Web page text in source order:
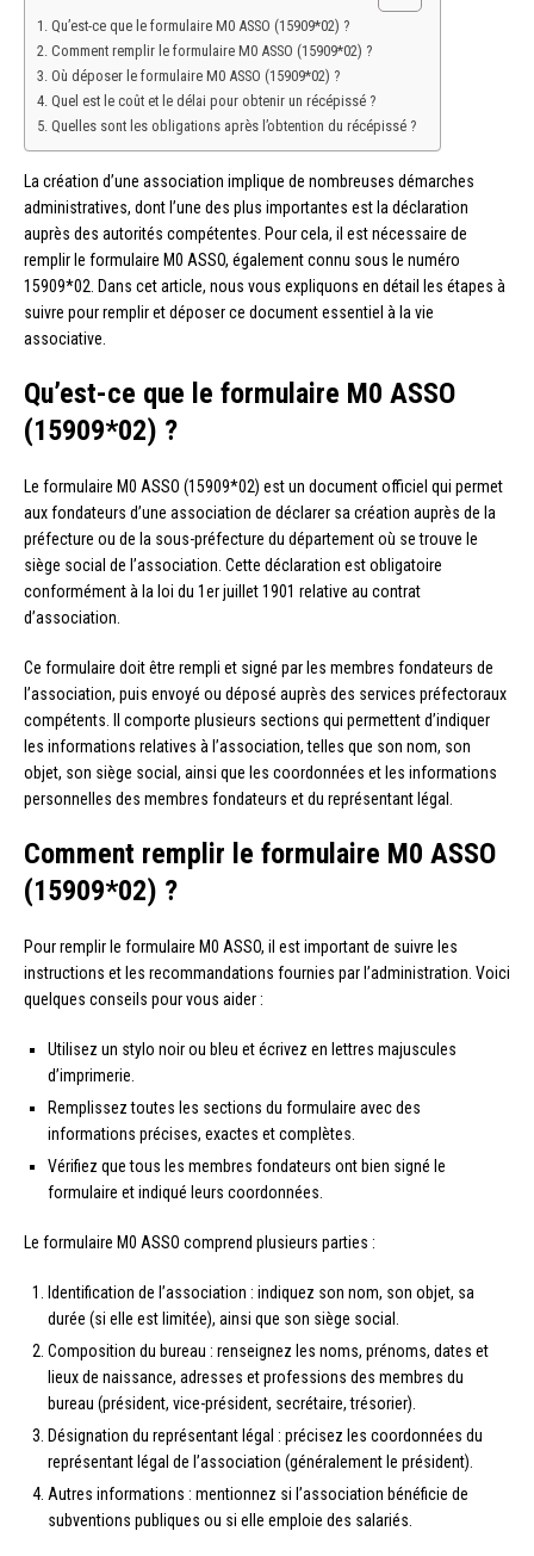
Qu’est-ce que le formulaire M0 ASSO (15909*02) ?
Comment remplir le formulaire M0 ASSO (15909*02) ?
Où déposer le formulaire M0 ASSO (15909*02) ?
Quel est le coût et le délai pour obtenir un récépissé ?
Quelles sont les obligations après l’obtention du récépissé ?
La création d’une association implique de nombreuses démarches
administratives, dont l’une des plus importantes est la déclaration
auprès des autorités compétentes. Pour cela, il est nécessaire de
remplir le formulaire M0 ASSO, également connu sous le numéro
15909*02. Dans cet article, nous vous expliquons en détail les étapes à
suivre pour remplir et déposer ce document essentiel à la vie
associative.
Qu’est-ce que le formulaire M0 ASSO
(15909*02) ?
Le formulaire M0 ASSO (15909*02) est un document officiel qui permet
aux fondateurs d’une association de déclarer sa création auprès de la
préfecture ou de la sous-préfecture du département où se trouve le
siège social de l’association. Cette déclaration est obligatoire
conformément à la loi du 1er juillet 1901 relative au contrat
d’association.
Ce formulaire doit être rempli et signé par les membres fondateurs de
l’association, puis envoyé ou déposé auprès des services préfectoraux
compétents. Il comporte plusieurs sections qui permettent d’indiquer
les informations relatives à l’association, telles que son nom, son
objet, son siège social, ainsi que les coordonnées et les informations
personnelles des membres fondateurs et du représentant légal.
Comment remplir le formulaire M0 ASSO
(15909*02) ?
Pour remplir le formulaire M0 ASSO, il est important de suivre les
instructions et les recommandations fournies par l’administration. Voici
quelques conseils pour vous aider :
Utilisez un stylo noir ou bleu et écrivez en lettres majuscules
d’imprimerie.
Remplissez toutes les sections du formulaire avec des
informations précises, exactes et complètes.
Vérifiez que tous les membres fondateurs ont bien signé le
formulaire et indiqué leurs coordonnées.
Le formulaire M0 ASSO comprend plusieurs parties :
Identification de l’association : indiquez son nom, son objet, sa
durée (si elle est limitée), ainsi que son siège social.
Composition du bureau : renseignez les noms, prénoms, dates et
lieux de naissance, adresses et professions des membres du
bureau (président, vice-président, secrétaire, trésorier).
Désignation du représentant légal : précisez les coordonnées du
représentant légal de l’association (généralement le président).
Autres informations : mentionnez si l’association bénéficie de
subventions publiques ou si elle emploie des salariés.